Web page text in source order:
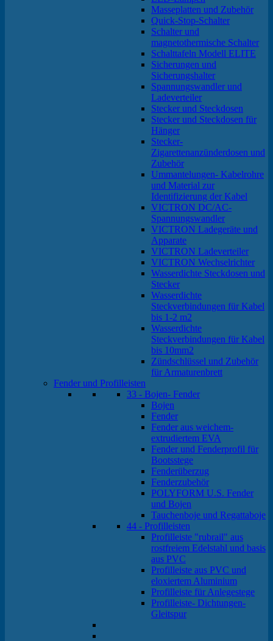
Masseplatten und Zubehör
Quick-Stop-Schalter
Schalter und
magnetothermische Schalter
Schalttafeln Modell ELITE
Sicherungen und
Sicherungshalter
Spannungswandler und
Ladeverteiler
Stecker und Steckdosen
Stecker und Steckdosen für
Hänger
Stecker-
Zigarettenanzünderdosen und
Zubehör
Ummantelungen- Kabelrohre
und Material zur
Identifizierung der Kabel
VICTRON DC/AC-
Spannungswandler
VICTRON Ladegeräte und
Apparate
VICTRON Ladeverteiler
VICTRON Wechselrichter
Wasserdichte Steckdosen und
Stecker
Wasserdichte
Steckverbindungen für Kabel
bis 1-2 m2
Wasserdichte
Steckverbindungen für Kabel
bis 10mm2
Zündschlüssel und Zubehör
für Armaturenbrett
Fender und Profilleisten
33 - Bojen- Fender
Bojen
Fender
Fender aus weichem-
extrudiertem EVA
Fender und Fenderprofil für
Bootsstege
Fenderüberzug
Fenderzubehör
POLYFORM U.S. Fender
und Bojen
Tauchenboje und Regattaboje
44 - Profilleisten
Profilleiste "rubrail" aus
rostfreiem Edelstahl und basis
aus PVC
Profilleiste aus PVC und
eloxiertem Aluminium
Profilleiste für Anlegestege
Profilleiste- Dichtungen-
Gleitspur